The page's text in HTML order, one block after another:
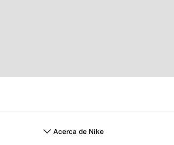
Acerca de Nike